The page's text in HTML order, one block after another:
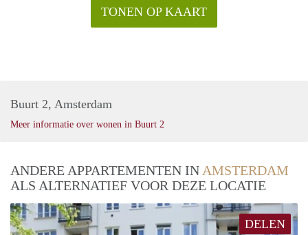
TONEN OP KAART
Buurt 2, Amsterdam
Meer informatie over wonen in Buurt 2
ANDERE APPARTEMENTEN IN AMSTERDAM
ALS ALTERNATIEF VOOR DEZE LOCATIE
DELEN